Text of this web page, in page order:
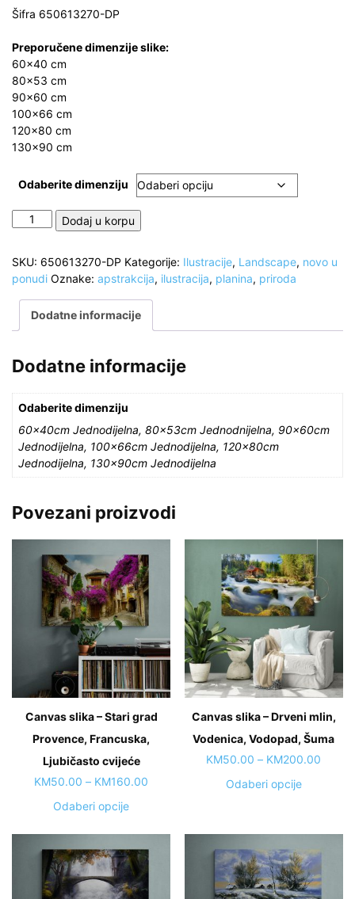
KM190.00
Šifra 650613270-DP
Preporučene dimenzije slike:
60×40 cm
80×53 cm
90×60 cm
100×66 cm
120×80 cm
130×90 cm
Odaberite dimenziju
Apstrakcija,
Priroda
količina
Dodaj u korpu
SKU: 650613270-DP Kategorije: Ilustracije, Landscape, novo u
ponudi Oznake: apstrakcija, ilustracija, planina, priroda
Dodatne informacije
Dodatne informacije
Odaberite dimenziju
60x40cm Jednodijelna, 80x53cm Jednodnijelna, 90x60cm
Jednodijelna, 100x66cm Jednodijelna, 120x80cm
Jednodijelna, 130x90cm Jednodijelna
Povezani proizvodi
Canvas slika – Stari grad
Provence, Francuska,
Ljubičasto cvijeće
KM50.00 – KM160.00
through
KM160.00
Odaberi opcijeThis
multiple
variants.
Canvas slika – Drveni mlin,
Vodenica, Vodopad, Šuma
KM50.00 – KM200.00
Odaberi opcijeThis
variants.
The